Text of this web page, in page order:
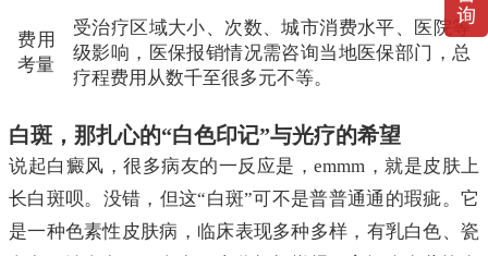
费用
考量
受治疗区域大小、次数、城市消费水平、医院等
级影响，医保报销情况需咨询当地医保部门，总
疗程费用从数千至很多元不等。
白斑，那扎心的“白色印记”与光疗的希望
说起白癜风，很多病友的一反应是，emmm，就是皮肤上
长白斑呗。没错，但这“白斑”可不是普普通通的瑕疵。它
是一种色素性皮肤病，临床表现多种多样，有乳白色、瓷